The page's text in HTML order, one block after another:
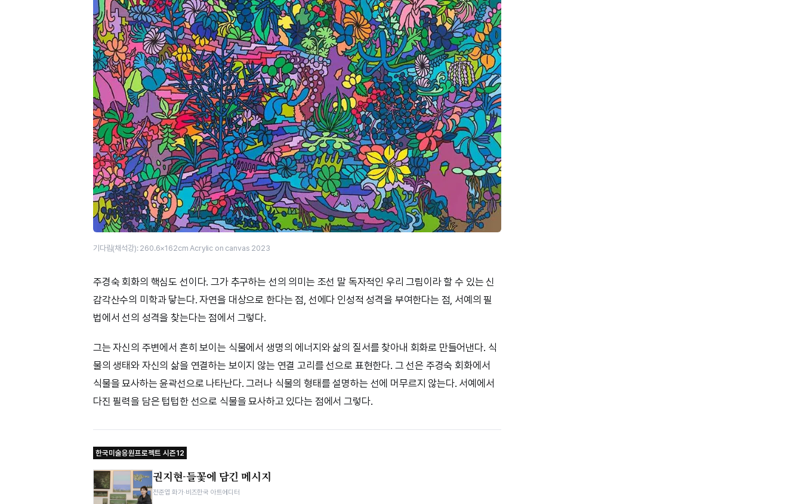
기다림(채석강): 260.6×162cm Acrylic on canvas 2023
주경숙 회화의 핵심도 선이다. 그가 추구하는 선의 의미는 조선 말 독자적인 우리 그림이라 할 수 있는 신
감각산수의 미학과 닿는다. 자연을 대상으로 한다는 점, 선에다 인성적 성격을 부여한다는 점, 서예의 필
법에서 선의 성격을 찾는다는 점에서 그렇다.
그는 자신의 주변에서 흔히 보이는 식물에서 생명의 에너지와 삶의 질서를 찾아내 회화로 만들어낸다. 식
물의 생태와 자신의 삶을 연결하는 보이지 않는 연결 고리를 선으로 표현한다. 그 선은 주경숙 회화에서
식물을 묘사하는 윤곽선으로 나타난다. 그러나 식물의 형태를 설명하는 선에 머무르지 않는다. 서예에서
다진 필력을 담은 텁텁한 선으로 식물을 묘사하고 있다는 점에서 그렇다.
한국미술응원프로젝트 시즌12
권지현-들꽃에 담긴 메시지
전준엽 화가·비즈한국 아트에디터